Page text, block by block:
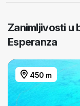
Zanimljivosti u
Esperanza
450 m